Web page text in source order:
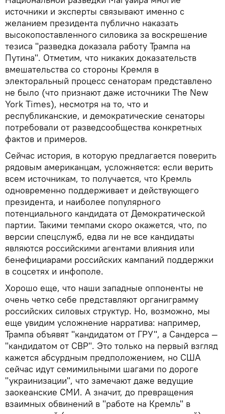
источники и эксперты связывают именно с
желанием президента публично наказать
высокопоставленного силовика за воскрешение
тезиса "разведка доказала работу Трампа на
Путина". Отметим, что никаких доказательств
вмешательства со стороны Кремля в
электоральный процесс сенаторам представлено
не было (что признают даже источники The New
York Times), несмотря на то, что и
республиканские, и демократические сенаторы
потребовали от разведсообщества конкретных
фактов и примеров.
Сейчас история, в которую предлагается поверить
рядовым американцам, усложняется: если верить
всем источникам, то получается, что Кремль
одновременно поддерживает и действующего
президента, и наиболее популярного
потенциального кандидата от Демократической
партии. Такими темпами скоро окажется, что, по
версии спецслужб, едва ли не все кандидаты
являются российскими агентами влияния или
бенефициарами российских кампаний поддержки
в соцсетях и инфополе.
Хорошо еще, что наши западные оппоненты не
очень четко себе представляют органиграмму
российских силовых структур. Но, возможно, мы
еще увидим усложнение нарратива: например,
Трампа объявят "кандидатом от ГРУ", а Сандерса —
"кандидатом от СВР". Это только на первый взгляд
кажется абсурдным предположением, но США
сейчас идут семимильными шагами по дороге
"украинизации", что замечают даже ведущие
заокеанские СМИ. А значит, до превращения
взаимных обвинений в "работе на Кремль" в